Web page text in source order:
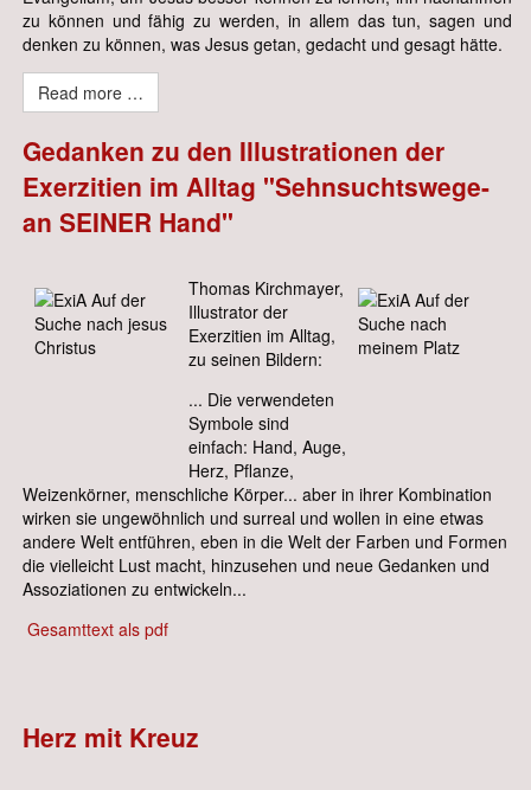
zu können und fähig zu werden, in allem das tun, sagen und
denken zu können, was Jesus getan, gedacht und gesagt hätte.
Read more …
Gedanken zu den Illustrationen der
Exerzitien im Alltag "Sehnsuchtswege-
an SEINER Hand"
Thomas Kirchmayer,
Illustrator der
Exerzitien im Alltag,
zu seinen Bildern:
... Die verwendeten
Symbole sind
einfach: Hand, Auge,
Herz, Pflanze,
Weizenkörner, menschliche Körper... aber in ihrer Kombination
wirken sie ungewöhnlich und surreal und wollen in eine etwas
andere Welt entführen, eben in die Welt der Farben und Formen
die vielleicht Lust macht, hinzusehen und neue Gedanken und
Assoziationen zu entwickeln...
Gesamttext als pdf
Herz mit Kreuz